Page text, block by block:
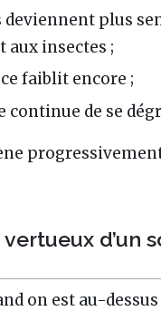
deviennent plus
aux insectes ;
faiblit encore ;
continue de se
d’un
on est au-